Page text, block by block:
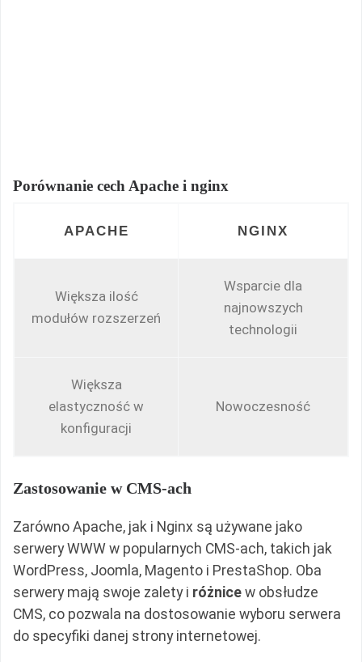
Porównanie cech Apache i nginx
APACHE NGINX
Większa ilość
modułów rozszerzeń
Wsparcie dla
najnowszych
technologii
Większa
elastyczność w
konfiguracji
Nowoczesność
Zastosowanie w CMS-ach
Zarówno Apache, jak i Nginx są używane jako
serwery WWW w popularnych CMS-ach, takich jak
WordPress, Joomla, Magento i PrestaShop. Oba
serwery mają swoje zalety i różnice w obsłudze
CMS, co pozwala na dostosowanie wyboru serwera
do specyfiki danej strony internetowej.